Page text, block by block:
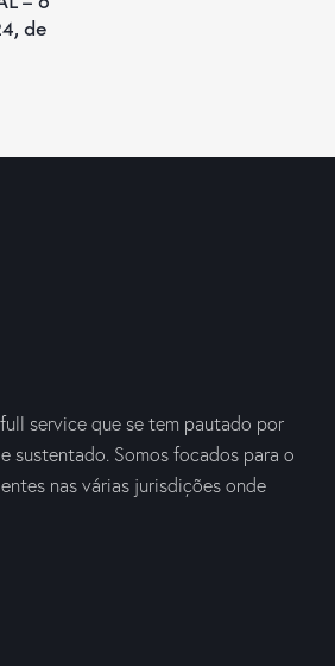
de
service que se tem pautado por
sustentado. Somos focados para o
nas várias jurisdições onde